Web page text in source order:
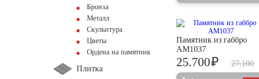
Бронза
Металл
Скульптура
Цветы
Ордена на памятник
Плитка
Памятник из габбро
AM1037
27.100
25.700₽